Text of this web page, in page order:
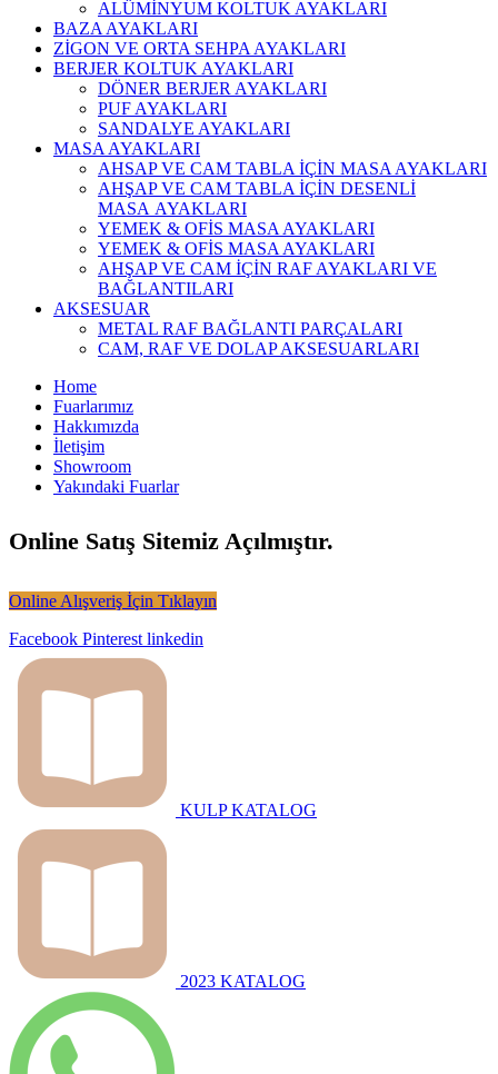
ALÜMİNYUM KOLTUK AYAKLARI
BAZA AYAKLARI
ZİGON VE ORTA SEHPA AYAKLARI
BERJER KOLTUK AYAKLARI
DÖNER BERJER AYAKLARI
PUF AYAKLARI
SANDALYE AYAKLARI
MASA AYAKLARI
AHSAP VE CAM TABLA İÇİN MASA AYAKLARI
AHŞAP VE CAM TABLA İÇİN DESENLİ
MASA AYAKLARI
YEMEK & OFİS MASA AYAKLARI
YEMEK & OFİS MASA AYAKLARI
AHŞAP VE CAM İÇİN RAF AYAKLARI VE
BAĞLANTILARI
AKSESUAR
METAL RAF BAĞLANTI PARÇALARI
CAM, RAF VE DOLAP AKSESUARLARI
Home
Fuarlarımız
Hakkımızda
İletişim
Showroom
Yakındaki Fuarlar
Online Satış Sitemiz Açılmıştır.
Online Alışveriş İçin Tıklayın
Facebook Pinterest linkedin
KULP KATALOG
2023 KATALOG